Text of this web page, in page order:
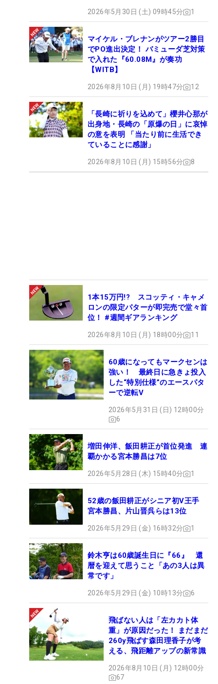
2026年5月30日 (土) 09時45分 1
マイケル・ブレナンがツアー2勝目
でPO進出決定！ バミューダ芝対策
で入れた『60.08M』が奏功
【WITB】
2026年8月10日 (月) 19時47分 12
「長崎に祈りを込めて」櫻井心那が
出身地・長崎の「原爆の日」に哀悼
の意を表明 「当たり前に生活でき
ていることに感謝」
2026年8月10日 (月) 15時56分 8
1本15万円!? スコッティ・キャメ
ロンの限定パターが即完売で堂々首
位！ #週間ギアランキング
2026年8月10日 (月) 18時00分 11
60歳になってもマークセンは
強い！ 最終日に急きょ投入
した“特別仕様”のエースパタ
ーで逆転V
2026年5月31日 (日) 12時00分
6
増田伸洋、飯田耕正が首位発進 連
覇かかる宮本勝昌は7位
2026年5月28日 (木) 15時40分 1
52歳の飯田耕正がシニア初V王手
宮本勝昌、片山晋呉らは13位
2026年5月29日 (金) 16時32分 1
鈴木亨は60歳誕生日に『66』 還
暦を迎えて思うこと「あの3人は異
常です」
2026年5月29日 (金) 10時13分 6
飛ばない人は「左カカト体
重」が原因だった！ まだまだ
260y飛ばす森田理香子が考
える、飛距離アップの新常識
2026年8月10日 (月) 12時00分
67